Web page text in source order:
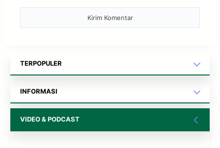
TERPOPULER
INFORMASI
VIDEO & PODCAST